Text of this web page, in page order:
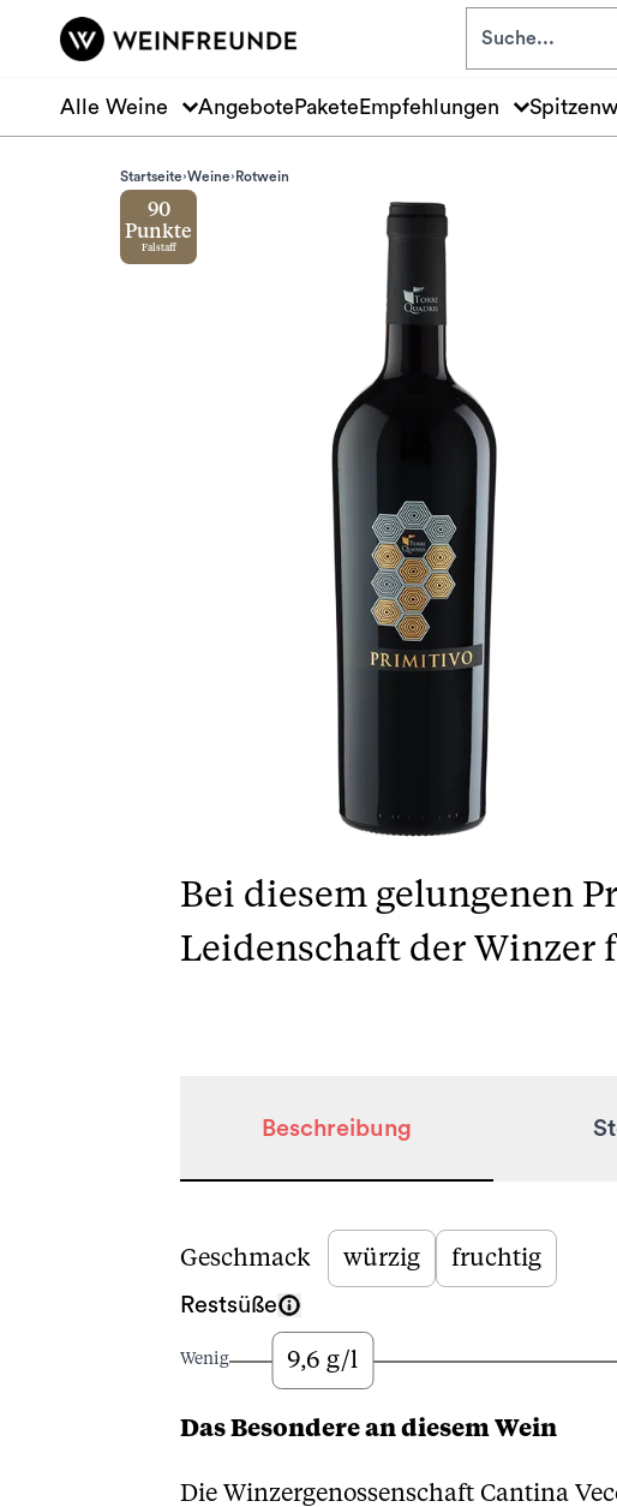
Zum Hauptinhalt springen
Alle Weine Angebote Pakete Empfehlungen
Startseite Weine Rotwein
90
Punkte
Falstaff
Bei diesem gelungenen
Leidenschaft der Winzer
Beschreibung
Beschreibung
Geschmack würzig fruchtig
Restsüße
Wenig 9,6 g/l
Das Besondere an diesem Wein
Die Winzergenossenschaft Cantina